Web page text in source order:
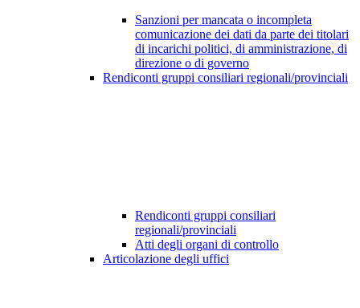
Sanzioni per mancata o incompleta
comunicazione dei dati da parte dei titolari
di incarichi politici, di amministrazione, di
direzione o di governo
Rendiconti gruppi consiliari regionali/provinciali
Rendiconti gruppi consiliari
regionali/provinciali
Atti degli organi di controllo
Articolazione degli uffici